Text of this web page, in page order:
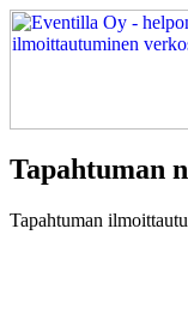
Tapahtuman
Tapahtuman